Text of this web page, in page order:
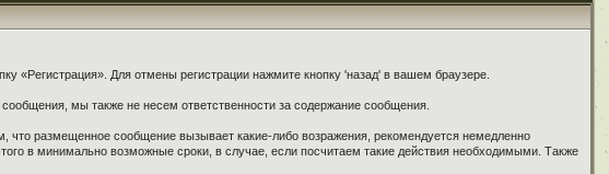
«Регистрация». Для отмены регистрации нажмите кнопку 'назад' в вашем браузере.
мы также не несем ответственности за содержание сообщения.
размещенное сообщение вызывает какие-либо возражения, рекомендуется немедленно
в минимально возможные сроки, в случае, если посчитаем такие действия необходимыми. Также